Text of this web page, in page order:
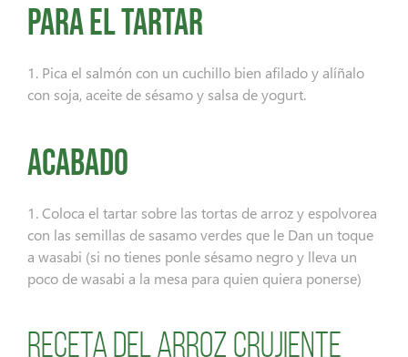
Para el tartar
1. Pica el salmón con un cuchillo bien afilado y alíñalo
con soja, aceite de sésamo y salsa de yogurt.
Acabado
1. Coloca el tartar sobre las tortas de arroz y espolvorea
con las semillas de sasamo verdes que le Dan un toque
a wasabi (si no tienes ponle sésamo negro y lleva un
poco de wasabi a la mesa para quien quiera ponerse)
Receta del Arroz Crujiente